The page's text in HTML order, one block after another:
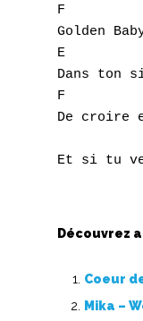
F
Golden
E
Dans ton
F
De croire
Découvrez
Coeur
Mika –